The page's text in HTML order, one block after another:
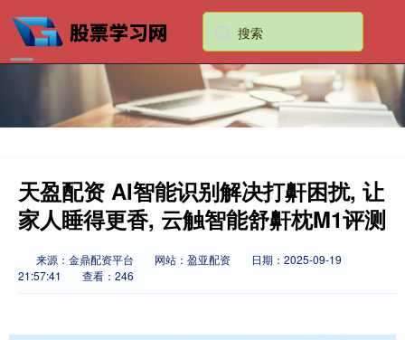
天盈配资 AI智能识别解决打鼾困扰, 让
家人睡得更香, 云触智能舒鼾枕M1评测
来源：金鼎配资平台 网站：盈亚配资
日期：2025-09-19
21:57:41
查看：246